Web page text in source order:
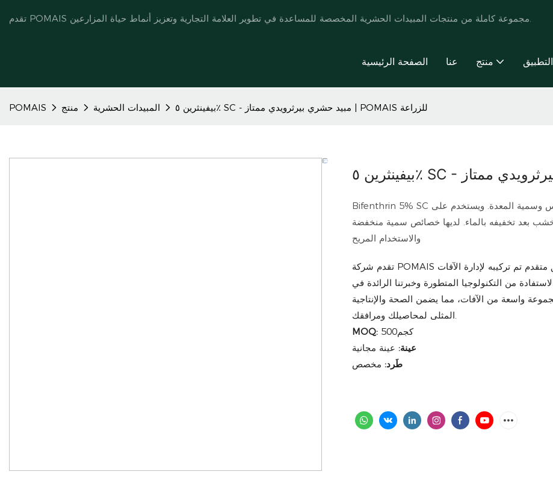
الصفحة الرئيسية عنا منتج
POMAIS منتج المبيدات الحشرية بيفينثرين ٥٪ SC - مبيد حشري بيرثرويدي ممتاز | POMAIS للزراعة
Bifenthrin 5% SC هو مبيد حشري من مادة البيرثرويد، والذي له تأثيرات التلامس وسمية المعدة. ويستخدم على
بعد تخفيفه بالماء. لديها خصائص سمية منخفضة
والاستخدام المريح
تم تركيبه لإدارة الآفات
من التكنولوجيا المتطورة وخبرتنا الرائدة في
واسعة من الآفات، مما يضمن الصحة والإنتاجية
MOQ:
كجم500
عينة: عينة مجانية
طَرد: مخصص